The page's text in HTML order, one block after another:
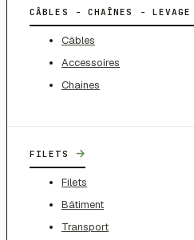
CÂBLES - CHAÎNES - LEVAGE
Câbles
Accessoires
Chaines
FILETS →
Filets
Bâtiment
Transport